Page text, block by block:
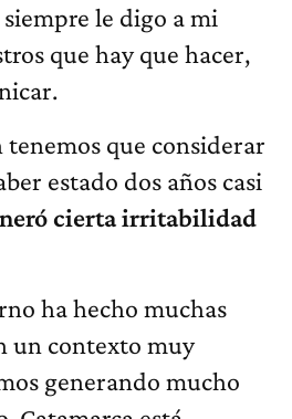
le digo a mi
que hay que hacer,
tenemos que considerar
estado dos años casi
cierta irritabilidad
ha hecho muchas
un contexto muy
generando mucho